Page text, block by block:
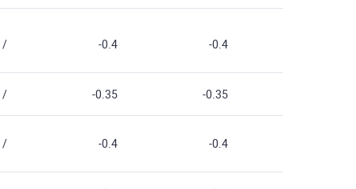
/ -0.4 -0.4
/ -0.35 -0.35
/ -0.4 -0.4